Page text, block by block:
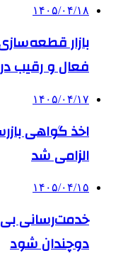
۱۴۰۵/۰۴/۱۸
فعال و رقیب
۱۴۰۵/۰۴/۱۷
اخذ گواهی
الزامی شد
۱۴۰۵/۰۴/۱۵
خدمت‌رسانی
دوچندان شود